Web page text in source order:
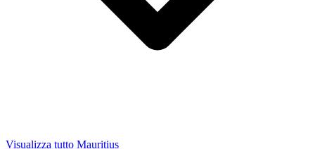
Visualizza tutto Mauritius